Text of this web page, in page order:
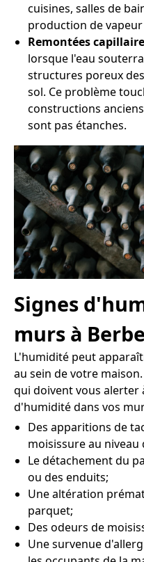
cuisines, salles de
production de
Remontées
lorsque l'eau
structures poreux
sol. Ce problème
constructions
sont pas étanches.
Signes
murs à
L'humidité peut
au sein de votre
qui doivent vous alerter
d'humidité dans vos
Des apparitions de
moisissure au
Le détachement du
ou des enduits;
Une altération
parquet;
Des odeurs de
Une survenue